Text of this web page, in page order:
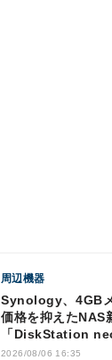
周辺機器
Synology、4GB
価格を抑えたNAS
「DiskStation
ーズ
2026/08/06 16:35